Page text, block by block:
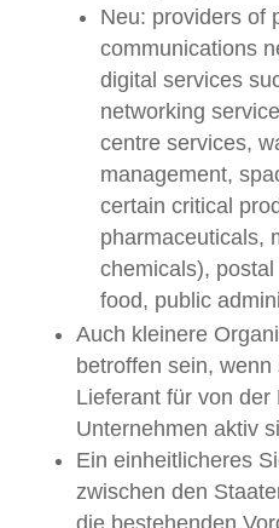
Neu: providers of
communications
digital services
networking
centre services,
management,
certain critical
pharmaceuticals,
chemicals),
food, public
Auch kleinere
betroffen sein,
Lieferant für von
Unternehmen aktiv
Ein einheitlicheres
zwischen den